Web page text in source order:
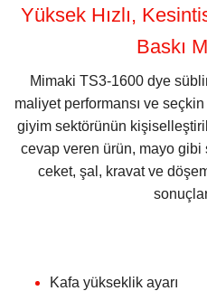
Yüksek Hızlı,
Baskı
Mimaki TS3-1600 dye
maliyet performansı ve
giyim sektörünün
cevap veren ürün, mayo gibi
ceket, şal, kravat ve
Kafa yükseklik ayarı